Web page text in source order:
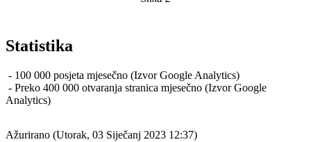
Statistika
- 100 000 posjeta mjesečno (Izvor Google Analytics)
- Preko 400 000 otvaranja stranica mjesečno (Izvor Google
Analytics)
Ažurirano (Utorak, 03 Siječanj 2023 12:37)